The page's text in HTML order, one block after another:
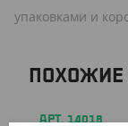
упаковками и
ПОХОЖИЕ
АРТ. 14018